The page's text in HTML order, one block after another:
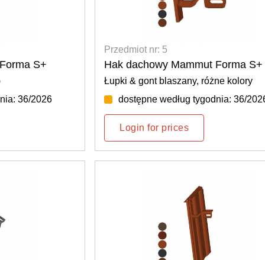
S+
36/2026
Przedmiot nr: 5
Hak dachowy Mammut Forma S+
Łupki & gont blaszany, różne kolory
dostępne według tygodnia: 36/
Login for prices